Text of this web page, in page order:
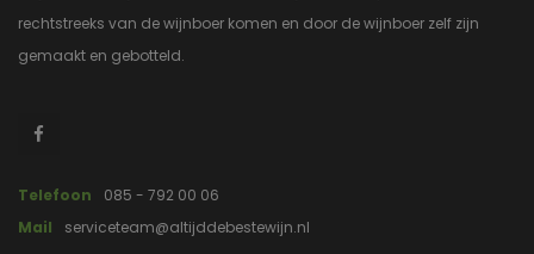
rechtstreeks van de wijnboer komen en door de wijnboer zelf zijn
gemaakt en gebotteld.
Telefoon
085 - 792 00 06
Mail
serviceteam@altijddebestewijn.nl